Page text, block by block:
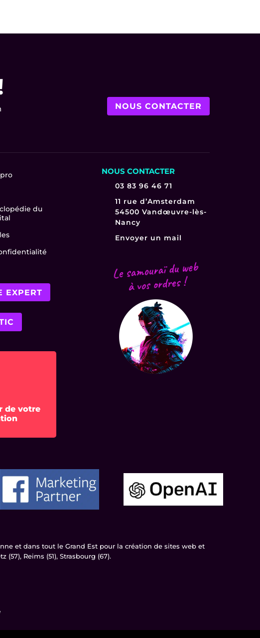
NOUS CONTACTER
du
EXPERT
de votre
NOUS CONTACTER
03 83 96 46 71
11 rue d’Amsterdam
54500 Vandœuvre-lès-
Nancy
Envoyer un mail
Le samouraï du web
à vos ordres !
et dans tout le Grand Est pour la création de sites web et
Reims (51), Strasbourg (67).